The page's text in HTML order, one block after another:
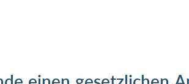
einen gesetzlichen